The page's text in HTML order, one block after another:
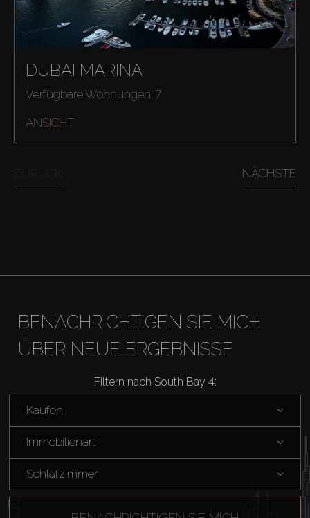
DUBAI MARINA
Verfügbare Wohnungen: 7
ANSICHT
NÄCHSTE
BENACHRICHTIGEN SIE MICH
ÜBER NEUE ERGEBNISSE
Filtern nach South Bay 4:
Kaufen
Immobilienart
Schlafzimmer